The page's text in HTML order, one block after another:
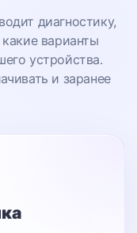
диагностику,
варианты
устройства.
и заранее